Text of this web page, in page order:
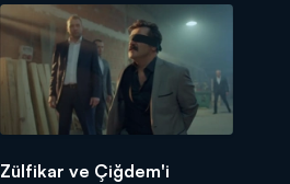
Zülfikar ve Çiğdem'i